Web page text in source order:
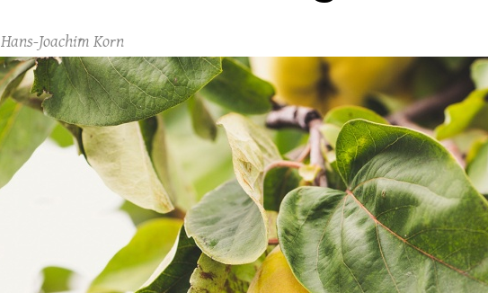
Hans-Joachim Korn